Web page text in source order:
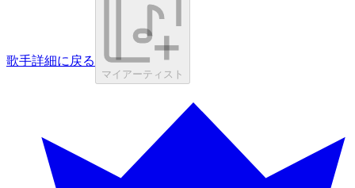
歌手詳細に戻る
マイアーティスト